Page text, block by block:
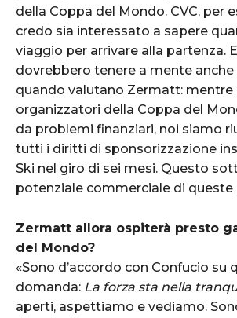
della Coppa del Mondo. CVC, per
credo sia interessato a sapere
viaggio per arrivare alla partenza.
dovrebbero tenere a mente
quando valutano Zermatt:
organizzatori della Coppa del
da problemi finanziari, noi siamo
tutti i diritti di sponsorizzazione
Ski nel giro di sei mesi. Questo
potenziale commerciale di queste
Zermatt allora ospiterà presto
del Mondo?
«Sono d’accordo con Confucio su
domanda: La forza sta nella
aperti, aspettiamo e vediamo.